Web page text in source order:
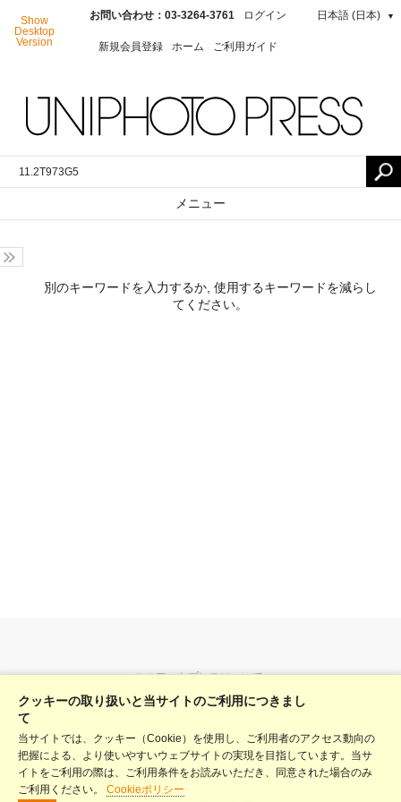
Show
Desktop
Version
お問い合わせ：03-3264-3761 ログイン
新規会員登録 ホーム ご利用ガイド
日本語 (日本) ▼
メニュー
別のキーワードを入力するか, 使用するキーワードを減らし
てください。
ユニフォトプレスについて
料金表
ヘルプ
利用規約
クッキーの取り扱いと当サイトのご利用につきまし
て
当サイトでは、クッキー（Cookie）を使用し、ご利用者のアクセス動向の
把握による、より使いやすいウェブサイトの実現を目指しています。当サ
イトをご利用の際は、ご利用条件をお読みいただき、同意された場合のみ
ご利用ください。 Cookieポリシー